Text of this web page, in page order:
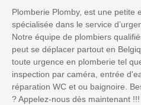
Plomberie Plomby, est une petite
spécialisée dans le service
Notre équipe de plombiers
peut se déplacer partout en
toute urgence en plomberie tel
inspection par caméra, entrée
réparation WC et ou baignoire.
? Appelez-nous dès maintenant !!!